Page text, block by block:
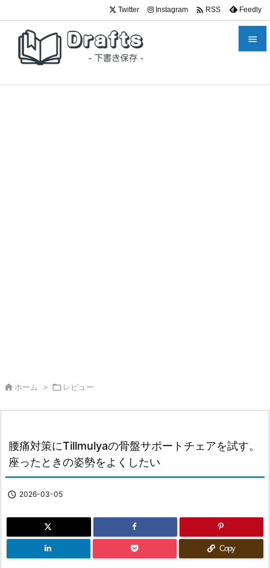

Twitter Instagram  RSS Feedly
 ホーム >  レビュー
腰痛対策にTillmulyaの骨盤サポートチェアを試す。
座ったときの姿勢をよくしたい
 2026-03-05
Copy